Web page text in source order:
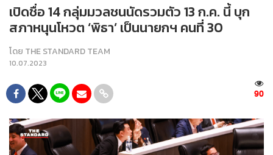
เปิดชื่อ 14 กลุ่มมวลชนนัดรวมตัว 13 ก.ค. นี้ บุก
สภาหนุนโหวต ‘พิธา’ เป็นนายกฯ คนที่ 30
โดย THE STANDARD TEAM
10.07.2023
90